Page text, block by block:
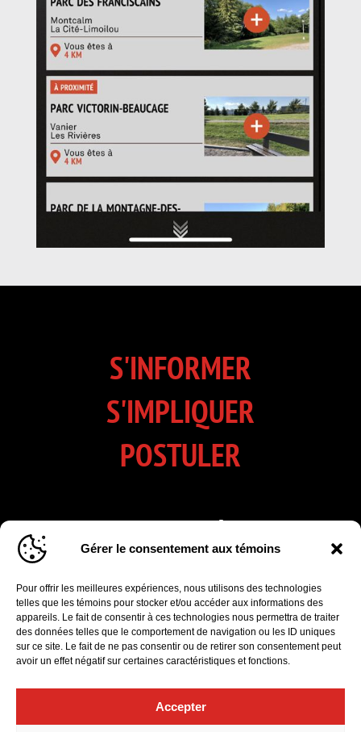
Gérer le consentement aux témoins
Pour offrir les meilleures expériences, nous utilisons des technologies
telles que les témoins pour stocker et/ou accéder aux informations des
appareils. Le fait de consentir à ces technologies nous permettra de traiter
des données telles que le comportement de navigation ou les ID uniques
sur ce site. Le fait de ne pas consentir ou de retirer son consentement peut
avoir un effet négatif sur certaines caractéristiques et fonctions.
Accepter
S'INFORMER
S'IMPLIQUER
POSTULER
INSCRIVEZ-VOUS À NOTRE
INFOLETTRE
Cliquez pour accepter les cookies marketing
et activer ce formulaire d’inscription à
l'infolettre
Politique de confidentialité|Gérer le consentement aux témoins